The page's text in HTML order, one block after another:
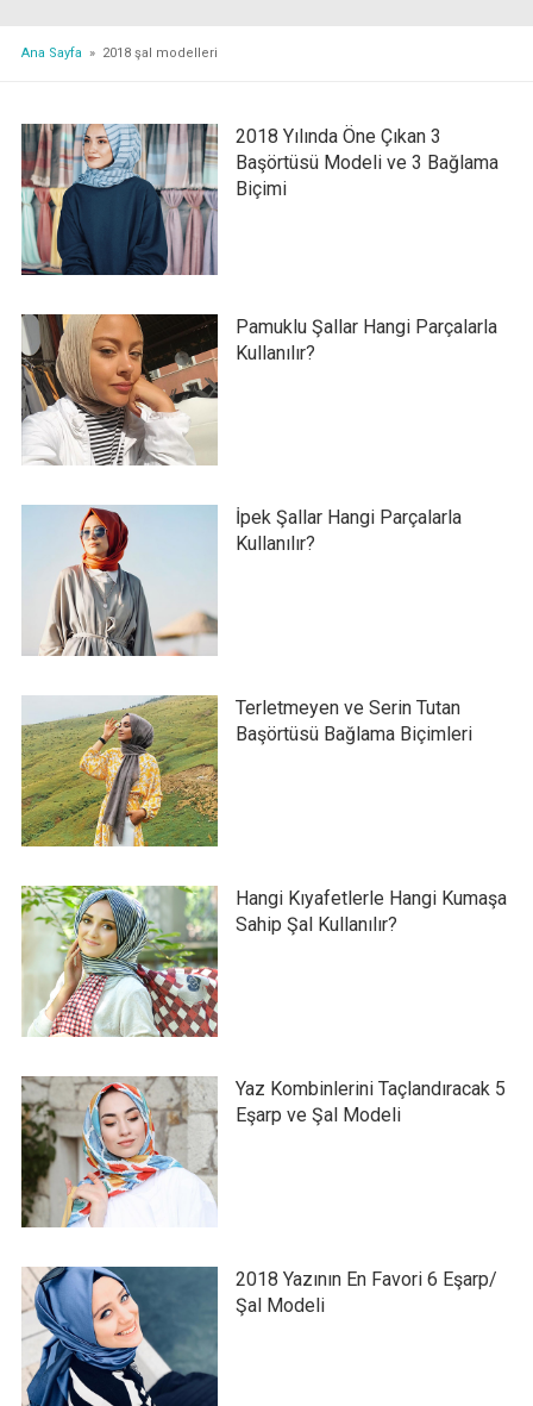
Ana Sayfa » 2018 şal modelleri
2018 Yılında Öne Çıkan 3
Başörtüsü Modeli ve 3 Bağlama
Biçimi
Pamuklu Şallar Hangi Parçalarla
Kullanılır?
İpek Şallar Hangi Parçalarla
Kullanılır?
Terletmeyen ve Serin Tutan
Başörtüsü Bağlama Biçimleri
Hangi Kıyafetlerle Hangi Kumaşa
Sahip Şal Kullanılır?
Yaz Kombinlerini Taçlandıracak 5
Eşarp ve Şal Modeli
2018 Yazının En Favori 6 Eşarp/
Şal Modeli